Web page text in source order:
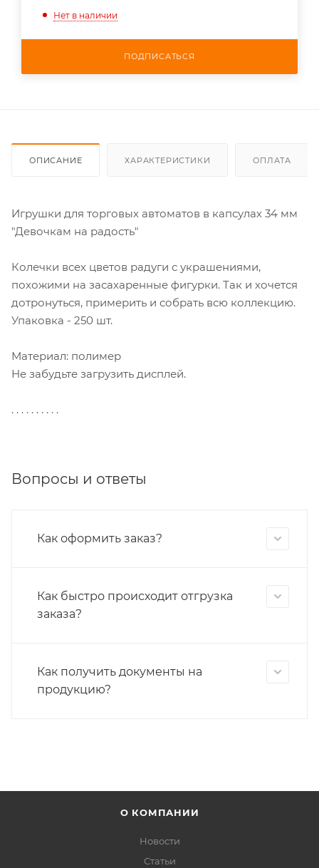
Нет в наличии
ПОДПИСАТЬСЯ
ОПИСАНИЕ ХАРАКТЕРИСТИКИ ОПЛАТА
Игрушки для торговых автоматов в капсулах 34 мм
"Девочкам на радость"
Колечки всех цветов радуги с украшениями,
похожими на засахаренные фигурки. Так и хочется
дотронуться, примерить и собрать всю коллекцию.
Упаковка - 250 шт.
Материал: полимер
Не забудьте загрузить дисплей.
. . . . . . . . . .
Вопросы и ответы
Как оформить заказ?
Как быстро происходит отгрузка
заказа?
Как получить документы на
продукцию?
О КОМПАНИИ
Новости
Статьи